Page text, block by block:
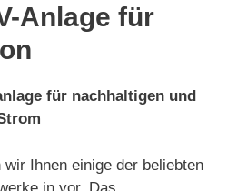
Anlage für
für nachhaltigen und
Ihnen einige der beliebten
in vor. Das